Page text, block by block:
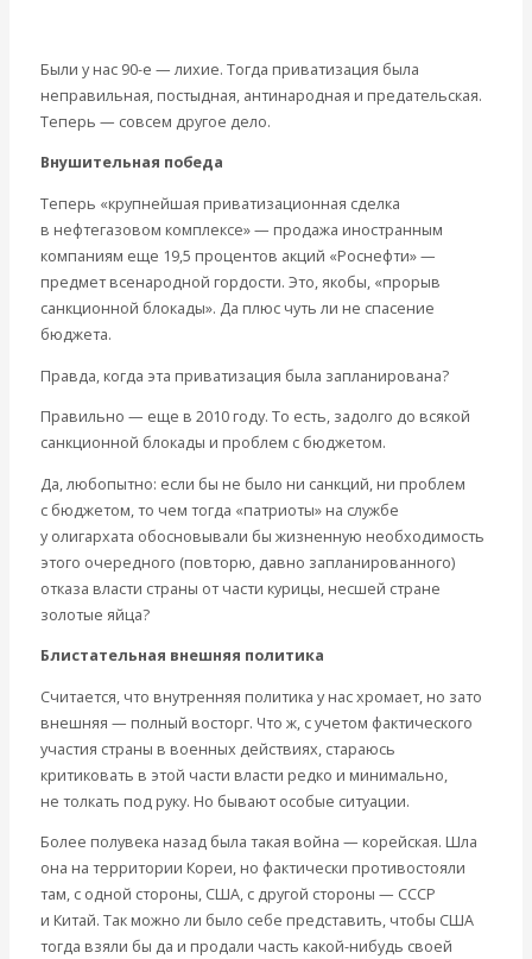
Мировая экономика
Международные экономические отношения
Деньги
История России
Все рубрики…
Авторы РЭОШ
Архив статей
Экономика современной России
Мировая экономика
Международные экономические отношения
Христианство
История России
Все статьи
Экономика современной России
Мировая экономика
Международные экономические отношения
Деньги
Христианство
История России
Были у нас 90-е — лихие. Тогда приватизация была
неправильная, постыдная, антинародная и предательская.
Теперь — совсем другое дело.
Внушительная победа
Теперь «крупнейшая приватизационная сделка
в нефтегазовом комплексе» — продажа иностранным
компаниям еще 19,5 процентов акций «Роснефти» —
предмет всенародной гордости. Это, якобы, «прорыв
санкционной блокады». Да плюс чуть ли не спасение
бюджета.
Правда, когда эта приватизация была запланирована?
Правильно — еще в 2010 году. То есть, задолго до всякой
санкционной блокады и проблем с бюджетом.
Да, любопытно: если бы не было ни санкций, ни проблем
с бюджетом, то чем тогда «патриоты» на службе
у олигархата обосновывали бы жизненную необходимость
этого очередного (повторю, давно запланированного)
отказа власти страны от части курицы, несшей стране
золотые яйца?
Блистательная внешняя политика
Считается, что внутренняя политика у нас хромает, но зато
внешняя — полный восторг. Что ж, с учетом фактического
участия страны в военных действиях, стараюсь
критиковать в этой части власти редко и минимально,
не толкать под руку. Но бывают особые ситуации.
Более полувека назад была такая война — корейская. Шла
она на территории Кореи, но фактически противостояли
там, с одной стороны, США, с другой стороны — СССР
и Китай. Так можно ли было себе представить, чтобы США
тогда взяли бы да и продали часть какой-нибудь своей